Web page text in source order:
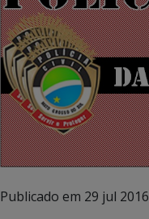
Publicado em 29 jul 2016